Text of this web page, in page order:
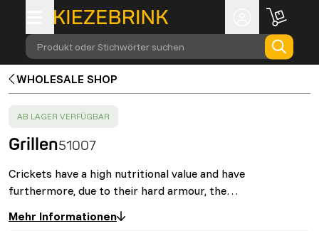
Produkt oder Stichwörter suchen
WHOLESALE SHOP
SUCCESS:
AB LAGER VERFÜGBAR
Grillen51007
Crickets have a high nutritional value and have
furthermore, due to their hard armour, the…
Mehr Informationen